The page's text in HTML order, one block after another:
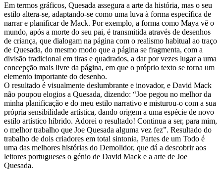
Em termos gráficos, Quesada assegura a arte da história, mas o seu
estilo altera-se, adaptando-se como uma luva à forma específica de
narrar e planificar de Mack. Por exemplo, a forma como Maya vê o
mundo, após a morte do seu pai, é transmitida através de desenhos
de criança, que dialogam na página com o realismo habitual ao traço
de Quesada, do mesmo modo que a página se fragmenta, com a
divisão tradicional em tiras e quadrados, a dar por vezes lugar a uma
concepção mais livre da página, em que o próprio texto se torna um
elemento importante do desenho.
O resultado é visualmente deslumbrante e inovador, e David Mack
não poupou elogios a Quesada, dizendo: “Joe pegou no melhor da
minha planificação e do meu estilo narrativo e misturou-o com a sua
própria sensibilidade artística, dando origem a uma espécie de novo
estilo artístico híbrido. Adorei o resultado! Continua a ser, para mim,
o melhor trabalho que Joe Quesada alguma vez fez”. Resultado do
trabalho de dois criadores em total sintonia, Partes de um Todo é
uma das melhores histórias do Demolidor, que dá a descobrir aos
leitores portugueses o génio de David Mack e a arte de Joe
Quesada.